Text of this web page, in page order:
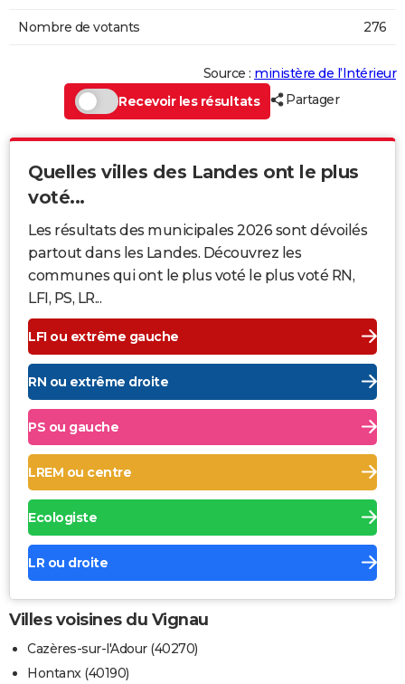
Nombre de votants 276
Source : ministère de l’Intérieur
Recevoir les résultats
Partager
Quelles villes des Landes ont le plus
voté...
Les résultats des municipales 2026 sont dévoilés
partout dans les Landes. Découvrez les
communes qui ont le plus voté le plus voté RN,
LFI, PS, LR...
LFI ou extrême gauche
RN ou extrême droite
PS ou gauche
LREM ou centre
Ecologiste
LR ou droite
Villes voisines du Vignau
Cazères-sur-l'Adour (40270)
Hontanx (40190)